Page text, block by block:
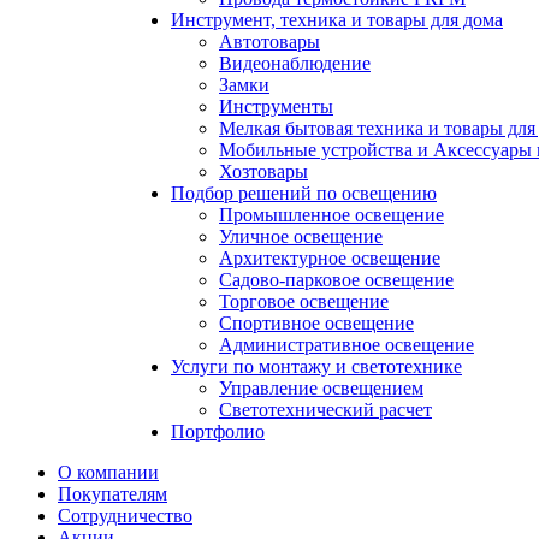
Инструмент, техника и товары для дома
Автотовары
Видеонаблюдение
Замки
Инструменты
Мелкая бытовая техника и товары для
Мобильные устройства и Аксессуары
Хозтовары
Подбор решений по освещению
Промышленное освещение
Уличное освещение
Архитектурное освещение
Садово-парковое освещение
Торговое освещение
Спортивное освещение
Административное освещение
Услуги по монтажу и светотехнике
Управление освещением
Светотехнический расчет
Портфолио
О компании
Покупателям
Сотрудничество